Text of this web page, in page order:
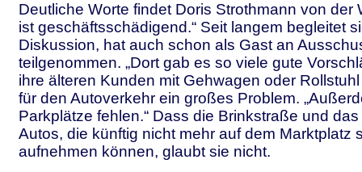
Deutliche Worte findet Doris Strothmann von der
ist geschäftsschädigend.“ Seit langem begleitet
Diskussion, hat auch schon als Gast an
teilgenommen. „Dort gab es so viele gute
ihre älteren Kunden mit Gehwagen oder
für den Autoverkehr ein großes Problem.
Parkplätze fehlen.“ Dass die Brinkstraße und
Autos, die künftig nicht mehr auf dem Marktplatz
aufnehmen können, glaubt sie nicht.